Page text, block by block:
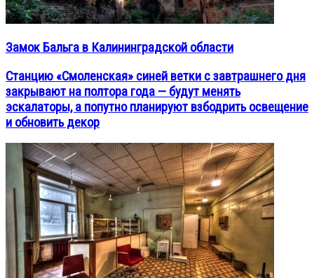
Замок Бальга в Калининградской области
Станцию «Смоленская» синей ветки с завтрашнего дня
закрывают на полтора года — будут менять
эскалаторы, а попутно планируют взбодрить освещение
и обновить декор